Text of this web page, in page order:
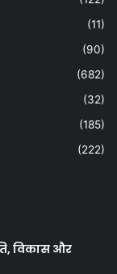
(11)
(90)
(682)
(32)
(185)
(222)
विकास और